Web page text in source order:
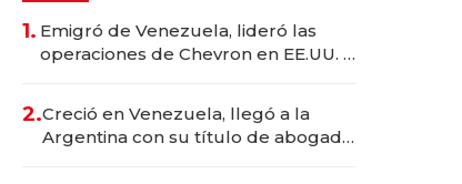
1. Emigró de Venezuela, lideró las
operaciones de Chevron en EE.UU. y
2.Creció en Venezuela, llegó a la
Argentina con su título de abogado